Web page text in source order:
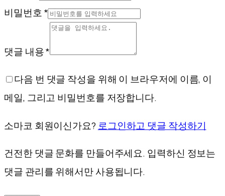
비밀번호 *
댓글 내용 *
다음 번 댓글 작성을 위해 이 브라우저에 이름, 이
메일, 그리고 비밀번호를 저장합니다.
소마코 회원이신가요? 로그인하고 댓글 작성하기
건전한 댓글 문화를 만들어주세요. 입력하신 정보는
댓글 관리를 위해서만 사용됩니다.